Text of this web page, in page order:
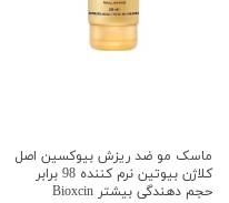
ماسک مو ضد ریزش بیوکسین اصل
کلاژن بیوتین نرم کننده 98 برابر
حجم دهندگی بیشتر Bioxcin